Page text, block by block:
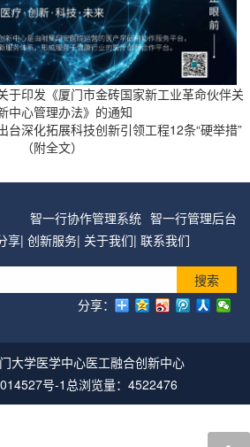
于印发《厦门市金砖国家新工业革命伙伴关
中心管理办法》的通知
台深化拓展科技创新引领工程12条“硬举措”
（附全文）
智一行协作管理系统 智一行管理后台
享| 创新服务| 关于我们| 联系我们
搜索
分享：
大学医学中心医工融合创新中心
号-1 总浏览量：4522476